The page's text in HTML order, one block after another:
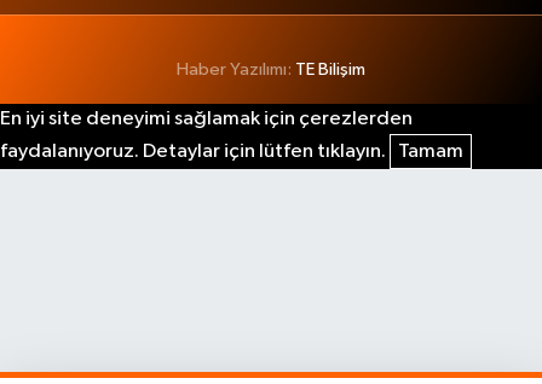
Haber Yazılımı: TE Bilişim
En iyi site deneyimi sağlamak için çerezlerden
faydalanıyoruz. Detaylar için lütfen tıklayın.
Tamam